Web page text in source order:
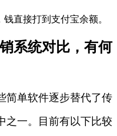
直接打到支付宝余额。
系统对比，有何
简单软件逐步替代了传
之一。目前有以下比较